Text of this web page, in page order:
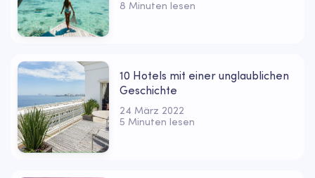
8 Minuten lesen
10 Hotels mit einer unglaublichen
Geschichte
24 März 2022
5 Minuten lesen